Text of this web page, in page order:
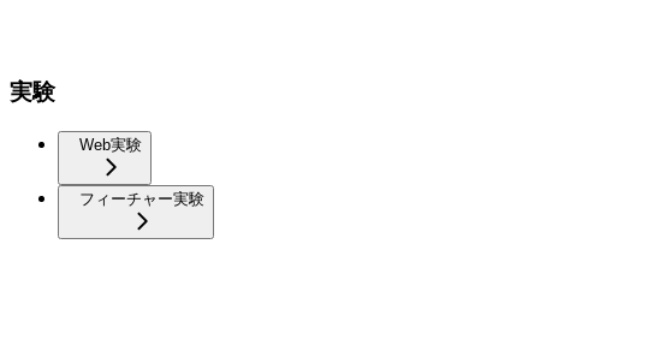
実験
Web実験
フィーチャー実験